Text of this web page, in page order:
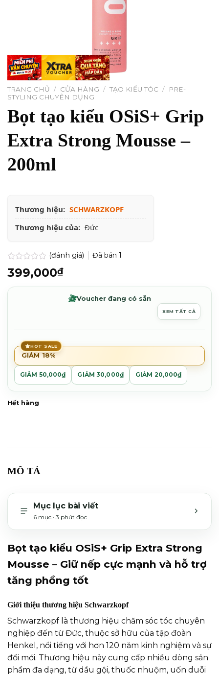
TRANG CHỦ / CỬA HÀNG / TẠO KIỂU TÓC /
PRE-
STYLING CHUYÊN DỤNG
Bọt tạo kiểu OSiS+ Grip
Extra Strong Mousse –
200ml
Thương hiệu: SCHWARZKOPF
Thương hiệu của: Đức
Được
xếp
0.0
(đánh giá) Đã bán 1
399,000₫
Voucher đang có sẵn
XEM TẤT CẢ
HOT SALE
GIẢM 18%
GIẢM 50,000₫ GIẢM 30,000₫ GIẢM 20,000₫
Hết hàng
MÔ TẢ
Mục lục bài viết
6 mục · 3 phút đọc
Bọt tạo kiểu OSiS+ Grip Extra Strong
Mousse – Giữ nếp cực mạnh và hỗ trợ
tăng phồng tốt
Giới thiệu thương hiệu Schwarzkopf
Schwarzkopf là thương hiệu chăm sóc tóc chuyên
nghiệp đến từ Đức, thuộc sở hữu của tập đoàn
Henkel, nổi tiếng với hơn 120 năm kinh nghiệm và sự
đổi mới. Thương hiệu này cung cấp nhiều dòng sản
phẩm đa dạng, từ dầu gội, thuốc nhuộm, uốn duỗi